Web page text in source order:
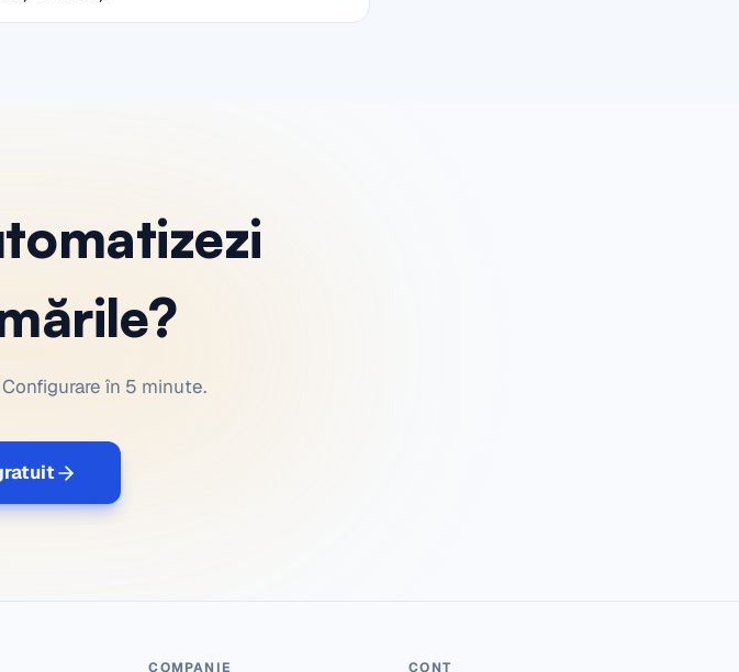
în 5 minute.
COMPANIE CONT